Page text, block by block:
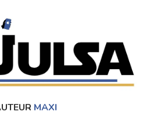
MAXI